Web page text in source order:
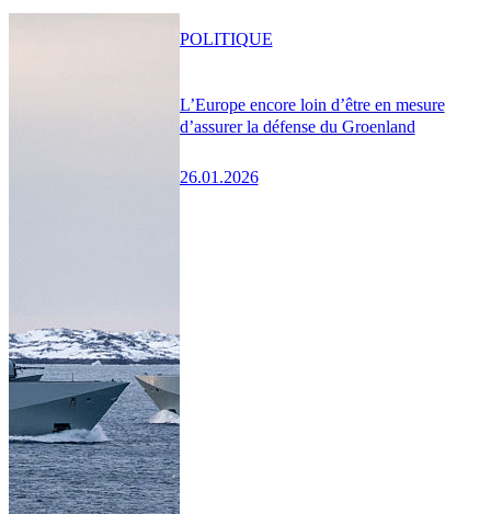
L’Europe encore loin d’être en mesure
d’assurer la défense du Groenland
26.01.2026
POLITIQUE